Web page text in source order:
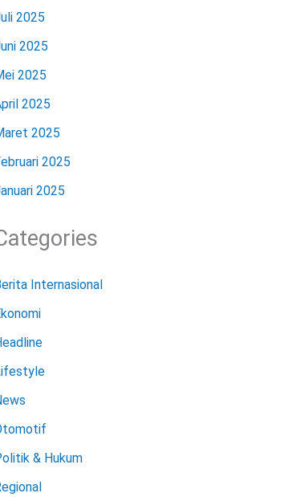
2025
2025
2025
2025
2025
2025
2025
Internasional
& Hukum